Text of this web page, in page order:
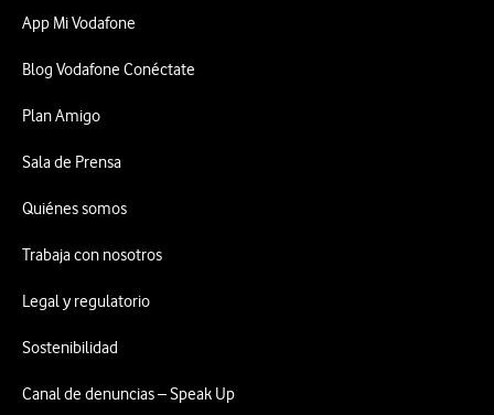
App Mi Vodafone
Blog Vodafone Conéctate
Plan Amigo
Sala de Prensa
Quiénes somos
Trabaja con nosotros
Legal y regulatorio
Sostenibilidad
Canal de denuncias – Speak Up